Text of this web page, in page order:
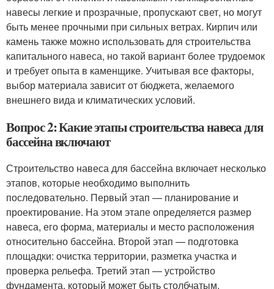
навесы легкие и прозрачные, пропускают свет, но могут
быть менее прочными при сильных ветрах. Кирпич или
камень также можно использовать для строительства
капитального навеса, но такой вариант более трудоемок
и требует опыта в каменщике. Учитывая все факторы,
выбор материала зависит от бюджета, желаемого
внешнего вида и климатических условий.
Вопрос 2: Какие этапы строительства навеса для
бассейна включают
Строительство навеса для бассейна включает несколько
этапов, которые необходимо выполнить
последовательно. Первый этап — планирование и
проектирование. На этом этапе определяется размер
навеса, его форма, материалы и место расположения
относительно бассейна. Второй этап — подготовка
площадки: очистка территории, разметка участка и
проверка рельефа. Третий этап — устройство
фундамента, который может быть столбчатым,